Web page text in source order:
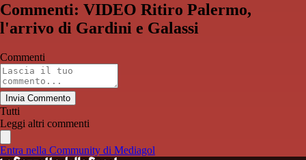
Commenti: VIDEO Ritiro Palermo,
l'arrivo di Gardini e Galassi
Commenti
Invia Commento
Tutti
Leggi altri commenti
Entra nella Community di Mediagol